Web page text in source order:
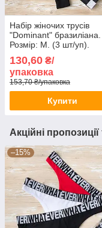
Набір жіночих трусів
"Dominant" бразиліана.
Розмір: M. (3 шт/уп).
Туреччина. (39150-1)
130,60 ₴/
упаковка
153,70 ₴/упаковка
Купити
Акційні
–15%